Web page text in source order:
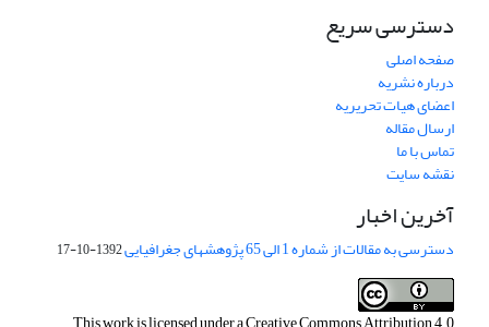
دسترسی سریع
صفحه اصلی
درباره نشریه
اعضای هیات تحریریه
ارسال مقاله
تماس با ما
نقشه سایت
آخرین اخبار
دسترسی به مقالات از شماره 1 الی 65 پژوهشهای جغرافیایی 1392-10-17